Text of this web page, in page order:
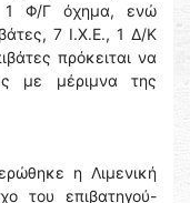
1 Φ/Γ όχημα, ενώ
7 Ι.Χ.Ε., 1 Δ/Κ
πρόκειται να
με μέριμνα της
η Λιμενική
του επιβατηγού-